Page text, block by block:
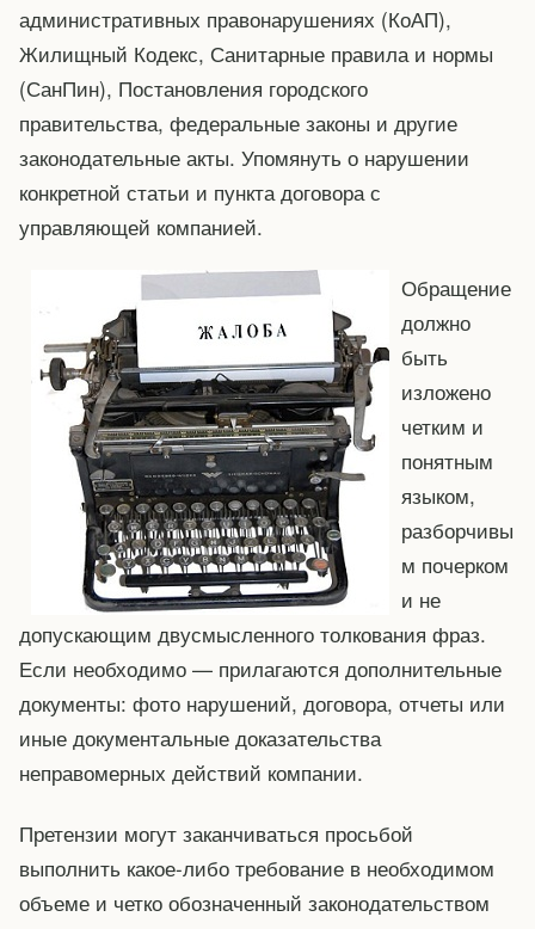
административных правонарушениях (КоАП),
Жилищный Кодекс, Санитарные правила и нормы
(СанПин), Постановления городского
правительства, федеральные законы и другие
законодательные акты. Упомянуть о нарушении
конкретной статьи и пункта договора с
управляющей компанией.
Обращение
должно
быть
изложено
четким и
понятным
языком,
разборчивы
м почерком
и не
допускающим двусмысленного толкования фраз.
Если необходимо — прилагаются дополнительные
документы: фото нарушений, договора, отчеты или
иные документальные доказательства
неправомерных действий компании.
Претензии могут заканчиваться просьбой
выполнить какое-либо требование в необходимом
объеме и четко обозначенный законодательством